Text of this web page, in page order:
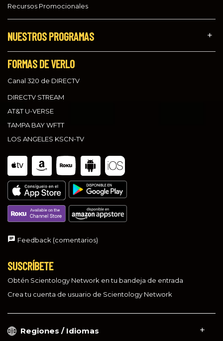
Recursos Promocionales
NUESTROS PROGRAMAS
FORMAS DE VERLO
Canal 320 de DIRECTV
DIRECTV STREAM
AT&T U-VERSE
TAMPA BAY WFTT
LOS ANGELES KSCN-TV
Feedback (comentarios)
SUSCRÍBETE
Obtén Scientology Network en tu bandeja de entrada
Crea tu cuenta de usuario de Scientology Network
Regiones / Idiomas